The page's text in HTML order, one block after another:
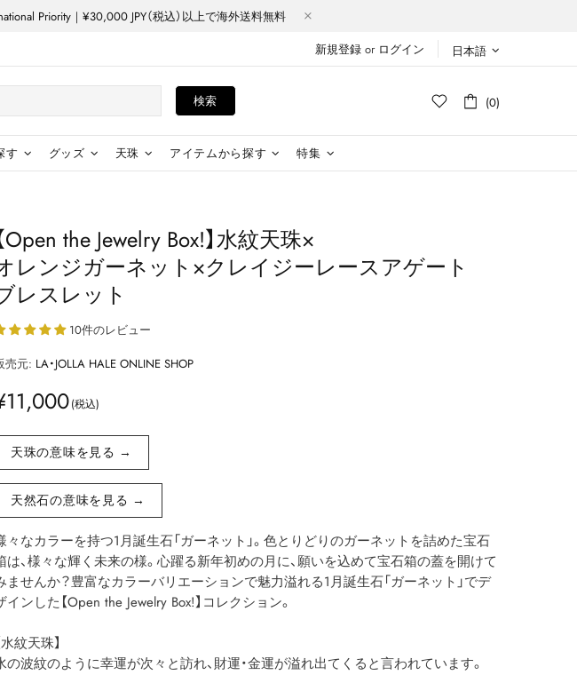
Priority｜¥30,000 JPY（税込）以上で海外送料無料
新規登録 or ログイン 日本語
検索 (0)
す グッズ 天珠 アイテムから探す 特集
Open the Jewelry Box!】​水紋天珠×
レンジガーネット×クレイジーレースアゲート
レスレット
10件のレビュー
売元: LA・JOLLA HALE ONLINE SHOP
天珠の意味を見る →
天然石の意味を見る →
々なカラーを持つ1月誕生石「ガーネット」。色とりどりのガーネットを詰めた宝石
は、様々な輝く未来の様。心躍る新年初めの月に、願いを込めて宝石箱の蓋を開けて
ませんか？豊富なカラーバリエーションで魅力溢れる1月誕生石「ガーネット」でデ
インした【Open the Jewelry Box!】コレクション。
水紋天珠】
の波紋のように幸運が次々と訪れ、財運・金運が溢れ出てくると言われています。